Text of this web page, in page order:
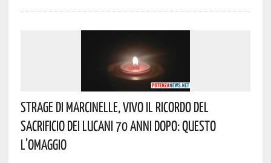
Strage Di Marcinelle, Vivo Il Ricordo Del
Sacrificio Dei Lucani 70 Anni Dopo: Questo
L’omaggio